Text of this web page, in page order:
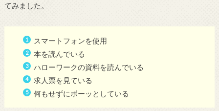
てみました。
スマートフォンを使用
本を読んでいる
ハローワークの資料を読んでいる
求人票を見ている
何もせずにボーッとしている